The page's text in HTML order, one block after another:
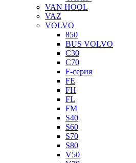
VAN HOOL
VAZ
VOLVO
850
BUS VOLVO
C30
C70
F-серия
FE
FH
FL
FM
S40
S60
S70
S80
V50